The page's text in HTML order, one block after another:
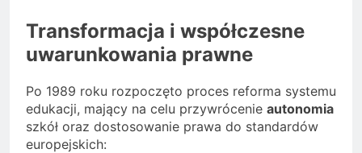
Transformacja i współczesne
uwarunkowania prawne
Po 1989 roku rozpoczęto proces reforma systemu
edukacji, mający na celu przywrócenie autonomia
szkół oraz dostosowanie prawa do standardów
europejskich: